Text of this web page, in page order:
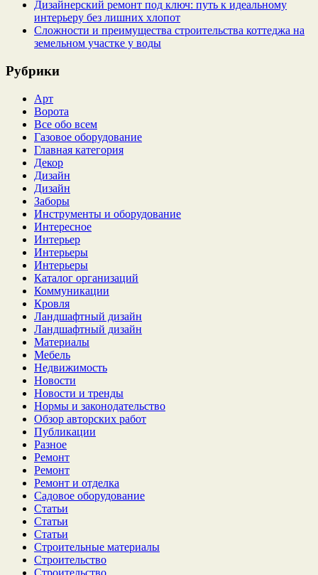
Дизайнерский ремонт под ключ: путь к идеальному
интерьеру без лишних хлопот
Сложности и преимущества строительства коттеджа на
земельном участке у воды
Рубрики
Арт
Ворота
Все обо всем
Газовое оборудование
Главная категория
Декор
Дизайн
Дизайн
Заборы
Инструменты и оборудование
Интересное
Интерьер
Интерьеры
Интерьеры
Каталог организаций
Коммуникации
Кровля
Ландшафтный дизайн
Ландшафтный дизайн
Материалы
Мебель
Недвижимость
Новости
Новости и тренды
Нормы и законодательство
Обзор авторских работ
Публикации
Разное
Ремонт
Ремонт
Ремонт и отделка
Садовое оборудование
Статьи
Статьи
Статьи
Строительные материалы
Строительство
Строительство